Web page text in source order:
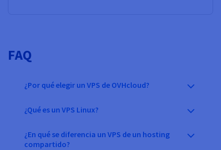
FAQ
¿Por qué elegir un VPS de OVHcloud?
¿Qué es un VPS Linux?
¿En qué se diferencia un VPS de un hosting
compartido?